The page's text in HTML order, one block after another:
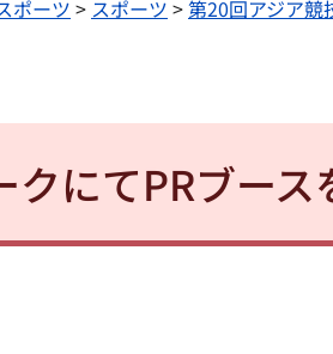
ポーツ > スポーツ >第20回アジア競
クにてPRブー